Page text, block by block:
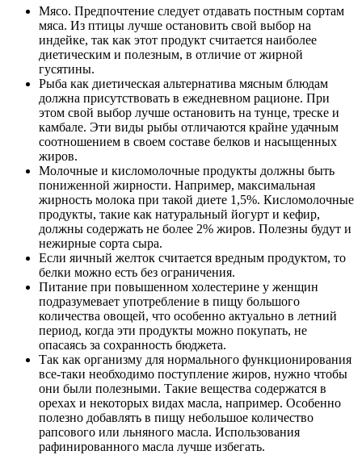
Мясо. Предпочтение следует отдавать постным сортам
мяса. Из птицы лучше остановить свой выбор на
индейке, так как этот продукт считается наиболее
диетическим и полезным, в отличие от жирной
гусятины.
Рыба как диетическая альтернатива мясным блюдам
должна присутствовать в ежедневном рационе. При
этом свой выбор лучше остановить на тунце, треске и
камбале. Эти виды рыбы отличаются крайне удачным
соотношением в своем составе белков и насыщенных
жиров.
Молочные и кисломолочные продукты должны быть
пониженной жирности. Например, максимальная
жирность молока при такой диете 1,5%. Кисломолочные
продукты, такие как натуральный йогурт и кефир,
должны содержать не более 2% жиров. Полезны будут и
нежирные сорта сыра.
Если яичный желток считается вредным продуктом, то
белки можно есть без ограничения.
Питание при повышенном холестерине у женщин
подразумевает употребление в пищу большого
количества овощей, что особенно актуально в летний
период, когда эти продукты можно покупать, не
опасаясь за сохранность бюджета.
Так как организму для нормального функционирования
все-таки необходимо поступление жиров, нужно чтобы
они были полезными. Такие вещества содержатся в
орехах и некоторых видах масла, например. Особенно
полезно добавлять в пищу небольшое количество
рапсового или льняного масла. Использования
рафинированного масла лучше избегать.